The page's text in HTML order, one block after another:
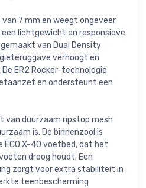
7 mm en weegt ongeveer
lichtgewicht en responsieve
van Dual Density
verhoogt en
ER2 Rocker-technologie
en ondersteunt een
van duurzaam ripstop mesh
is. De binnenzool is
ECO X-40 voetbed, dat het
droog houdt. Een
zorgt voor extra stabiliteit in
teenbescherming